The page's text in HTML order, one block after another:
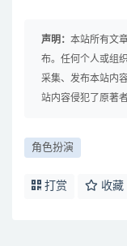
声明： 本站所有文
布。任何个人或组
采集、发布本站内
站内容侵犯了原著
角色扮演
打赏 收藏